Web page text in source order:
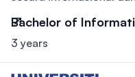
Bachelor of
3 years